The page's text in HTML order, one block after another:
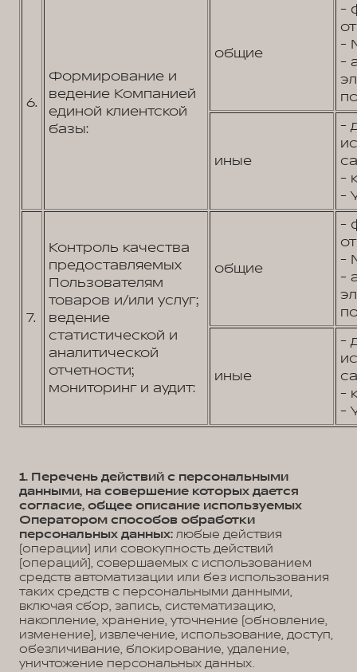
6.
Формирование и
ведение Компанией
единой клиентской
базы:
общие
-
-
-
иные
-
-
-
7.
Контроль качества
предоставляемых
Пользователям
товаров и/или услуг;
ведение
статистической и
аналитической
отчетности;
мониторинг и аудит:
общие
-
-
-
иные
-
-
-
1. Перечень действий с персональными
данными, на совершение которых дается
согласие, общее описание используемых
Оператором способов обработки
персональных данных: любые действия
(операции) или совокупность действий
(операций), совершаемых с использованием
средств автоматизации или без использования
таких средств с персональными данными,
включая сбор, запись, систематизацию,
накопление, хранение, уточнение (обновление,
изменение), извлечение, использование, доступ,
обезличивание, блокирование, удаление,
уничтожение персональных данных.